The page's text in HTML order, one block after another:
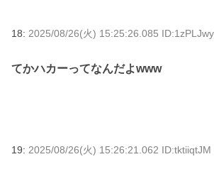
18: 2025/08/26(火) 15:25:26.085
てかハカーってなんだよwww
19: 2025/08/26(火) 15:26:21.062 ID:tktiiqtJM